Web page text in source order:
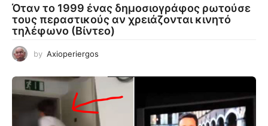
Όταν το 1999 ένας δημοσιογράφος ρωτούσε
τους περαστικούς αν χρειάζονται κινητό
τηλέφωνο (Βίντεο)
by Axioperiergos